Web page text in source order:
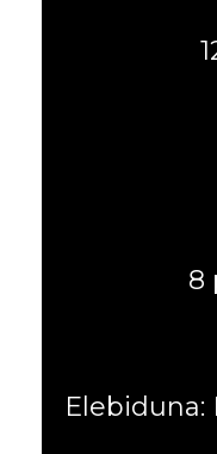
8
Elebiduna: